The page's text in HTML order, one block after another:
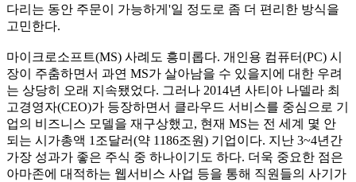
다리는 동안 주문이 가능하게'일 정도로 좀 더 편리한 방식을
고민한다.
마이크로소프트(MS) 사례도 흥미롭다. 개인용 컴퓨터(PC) 시
장이 주춤하면서 과연 MS가 살아남을 수 있을지에 대한 우려
는 상당히 오래 지속됐었다. 그러나 2014년 사티아 나델라 최
고경영자(CEO)가 등장하면서 클라우드 서비스를 중심으로 기
업의 비즈니스 모델을 재구상했고, 현재 MS는 전 세계 몇 안
되는 시가총액 1조달러(약 1186조원) 기업이다. 지난 3~4년간
가장 성과가 좋은 주식 중 하나이기도 하다. 더욱 중요한 점은
아마존에 대적하는 웹서비스 사업 등을 통해 직원들의 사기가